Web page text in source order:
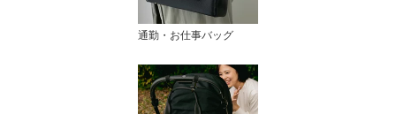
通勤・お仕事バッグ